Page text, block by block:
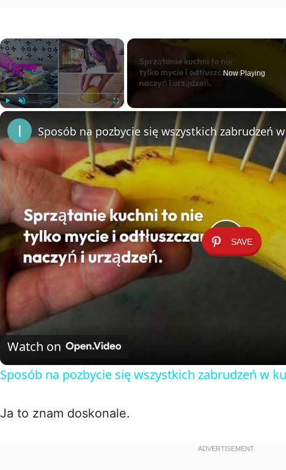
×
Now Playing
SAVE
P
y
Watch on
Sposób na pozbycie się wszystkich zabrudzeń w
Ja to znam doskonale.